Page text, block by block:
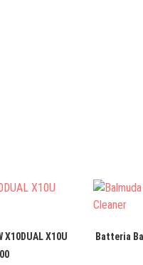
X10DUAL X10U
Batteria